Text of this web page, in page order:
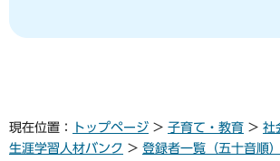
現在位置： トップページ > 子育て・教育 > 社
生涯学習人材バンク > 登録者一覧（五十音順）